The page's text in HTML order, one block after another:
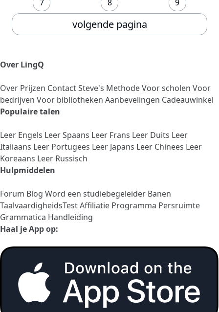
7 8 9
volgende pagina
Over LingQ
Over Prijzen ContactSteve's MethodeVoor scholen Voor
bedrijven Voor bibliotheken Aanbevelingen Cadeauwinkel
Populaire talen
Leer Engels Leer Spaans Leer Frans Leer Duits Leer
Italiaans Leer Portugees Leer Japans Leer Chinees Leer
Koreaans Leer Russisch
Hulpmiddelen
Forum Blog Word een studiebegeleider Banen
TaalvaardigheidsTestAffiliatie Programma Persruimte
Grammatica Handleiding
Haal je App op: